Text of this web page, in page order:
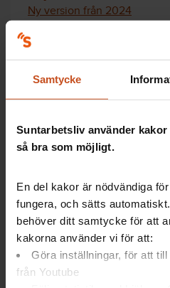
Samtycke
Suntarbetsliv använder
så bra som möjligt.
En del kakor är nödvändiga
fungera, och sätts
behöver ditt samtycke för att
kakorna använder vi för att:
Göra inställningar, för att
från Youtube
Ny version från 2024
Bakgrund
Under 2017 och 2018 hade
budgetunderskott vilket
Dorotea saknade lokalt
perioden. Dialogen mellan
arbetstagarorganisationer
arbetsmiljön kraftigt
arbetsmiljö tecknades i
att inleda ett